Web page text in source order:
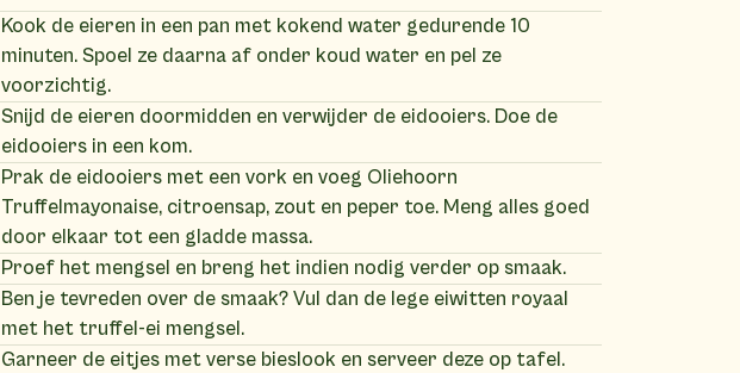
Kook de eieren in een pan met kokend water gedurende 10
minuten. Spoel ze daarna af onder koud water en pel ze
voorzichtig.
Snijd de eieren doormidden en verwijder de eidooiers. Doe de
eidooiers in een kom.
Prak de eidooiers met een vork en voeg Oliehoorn
Truffelmayonaise, citroensap, zout en peper toe. Meng alles goed
door elkaar tot een gladde massa.
Proef het mengsel en breng het indien nodig verder op smaak.
Ben je tevreden over de smaak? Vul dan de lege eiwitten royaal
met het truffel-ei mengsel.
Garneer de eitjes met verse bieslook en serveer deze op tafel.